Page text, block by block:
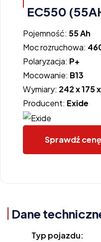
EC550
Pojemność: 55 Ah
Moc rozruchowa:
Polaryzacja: P+
Mocowanie: B13
Wymiary: 242 x 175
Producent: Exide
Sprawdź cenę
Dane
Typ pojazdu: